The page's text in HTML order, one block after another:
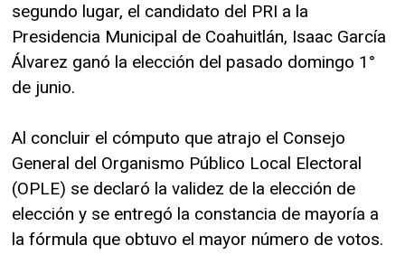
segundo lugar, el candidato del PRI a la
Presidencia Municipal de Coahuitlán, Isaac García
Álvarez ganó la elección del pasado domingo 1°
de junio.
Al concluir el cómputo que atrajo el Consejo
General del Organismo Público Local Electoral
(OPLE) se declaró la validez de la elección de
elección y se entregó la constancia de mayoría a
la fórmula que obtuvo el mayor número de votos.